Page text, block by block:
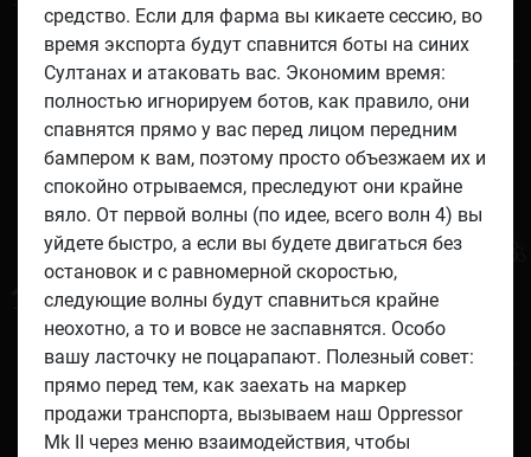
средство. Если для фарма вы кикаете сессию, во
время экспорта будут спавнится боты на синих
Султанах и атаковать вас. Экономим время:
полностью игнорируем ботов, как правило, они
спавнятся прямо у вас перед лицом передним
бампером к вам, поэтому просто объезжаем их и
спокойно отрываемся, преследуют они крайне
вяло. От первой волны (по идее, всего волн 4) вы
уйдете быстро, а если вы будете двигаться без
остановок и с равномерной скоростью,
следующие волны будут спавниться крайне
неохотно, а то и вовсе не заспавнятся. Особо
вашу ласточку не поцарапают. Полезный совет:
прямо перед тем, как заехать на маркер
продажи транспорта, вызываем наш Oppressor
Mk II через меню взаимодействия, чтобы